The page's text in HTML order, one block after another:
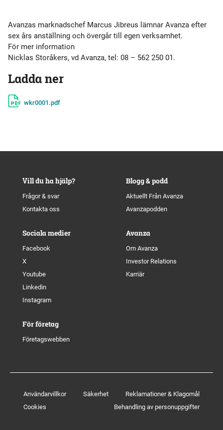
Avanzas marknadschef Marcus Jibreus lämnar Avanza efter
sex års anställning och övergår till egen verksamhet.
För mer information
Ladda ner
wkr0001.pdf
Vill du ha hjälp?
Frågor & svar
Kontakta oss
Blogg & podd
Aktuellt Från Avanza
Avanzapodden
Sociala medier
Facebook
X
Youtube
Linkedin
Instagram
Avanza
Om Avanza
Investor Relations
Karriär
För företag
Företagswebben
Användarvillkor Säkerhet
Reklamationer & Klagomål
Cookies
Behandling av personuppgifter